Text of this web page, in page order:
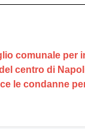
comunale per
centro di
le condanne